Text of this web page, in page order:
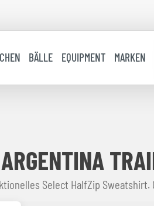
BÄLLE EQUIPMENT MARKEN
Select HalfZip Sweatshirt.